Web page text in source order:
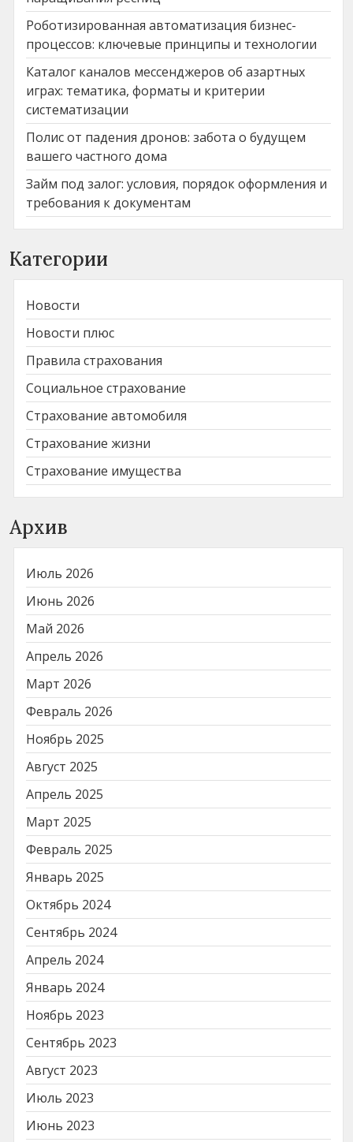
Роботизированная автоматизация бизнес-
процессов: ключевые принципы и технологии
Каталог каналов мессенджеров об азартных
играх: тематика, форматы и критерии
систематизации
Полис от падения дронов: забота о будущем
вашего частного дома
Займ под залог: условия, порядок оформления и
требования к документам
Категории
Новости
Новости плюс
Правила страхования
Социальное страхование
Страхование автомобиля
Страхование жизни
Страхование имущества
Архив
Июль 2026
Июнь 2026
Май 2026
Апрель 2026
Март 2026
Февраль 2026
Ноябрь 2025
Август 2025
Апрель 2025
Март 2025
Февраль 2025
Январь 2025
Октябрь 2024
Сентябрь 2024
Апрель 2024
Январь 2024
Ноябрь 2023
Сентябрь 2023
Август 2023
Июль 2023
Июнь 2023